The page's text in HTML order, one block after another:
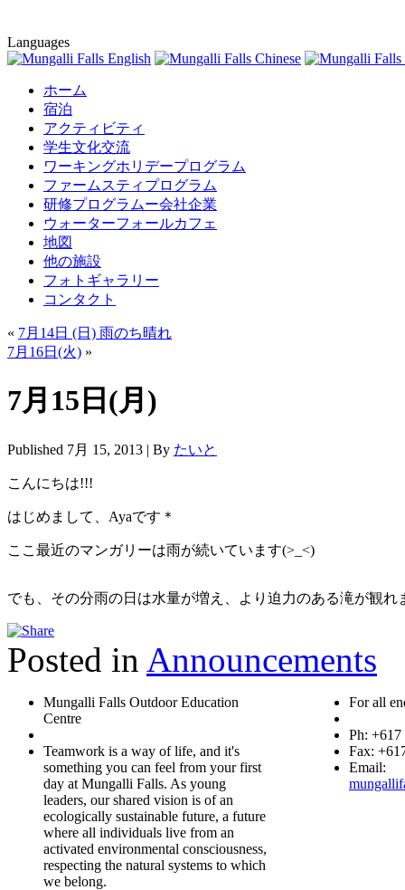
Languages
ホーム
宿泊
アクティビティ
学生文化交流
ワーキングホリデープログラム
ファームスティプログラム
研修プログラムー会社企業
ウォーターフォールカフェ
地図
他の施設
フォトギャラリー
コンタクト
« 7月14日 (日) 雨のち晴れ
7月16日(火) »
7月15日(月)
Published 7月 15, 2013 | By たいと
こんにちは!!!
はじめまして、Ayaです＊
ここ最近のマンガリーは雨が続いています(>_<)
でも、その分雨の日は水量が増え、より迫力のある滝が観
Posted in Announcements
Mungalli Falls Outdoor Education
Centre
Teamwork is a way of life, and it's
something you can feel from your first
day at Mungalli Falls. As young
leaders, our shared vision is of an
ecologically sustainable future, a future
where all individuals live from an
activated environmental consciousness,
respecting the natural systems to which
we belong.
For all
Ph: +617
Fax:
Email: